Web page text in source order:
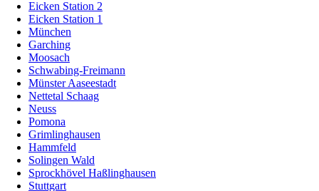
Eicken Station 2
Eicken Station 1
München
Garching
Moosach
Schwabing-Freimann
Münster Aaseestadt
Nettetal Schaag
Neuss
Pomona
Grimlinghausen
Hammfeld
Solingen Wald
Sprockhövel Haßlinghausen
Stuttgart